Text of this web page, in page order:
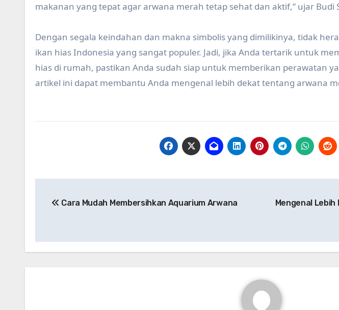
makanan yang tepat agar arwana merah tetap sehat dan aktif,” ujar Budi
Dengan segala keindahan dan makna simbolis yang dimilikinya, tidak
ikan hias Indonesia yang sangat populer. Jadi, jika Anda tertarik untuk
hias di rumah, pastikan Anda sudah siap untuk memberikan perawatan
artikel ini dapat membantu Anda mengenal lebih dekat tentang arwana
navigation
Cara Mudah Membersihkan Aquarium Arwana
Mengenal